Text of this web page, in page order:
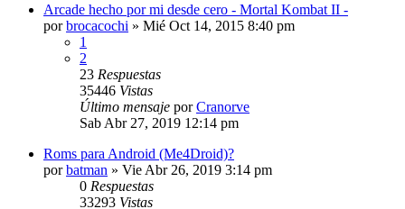
Arcade hecho por mi desde cero - Mortal Kombat II -
porbrocacochi » Mié Oct 14, 2015 8:40 pm
1
2
23 Respuestas
35446 Vistas
Último mensaje porCranorve
Sab Abr 27, 2019 12:14 pm
Roms para Android (Me4Droid)?
porbatman » Vie Abr 26, 2019 3:14 pm
0 Respuestas
33293 Vistas